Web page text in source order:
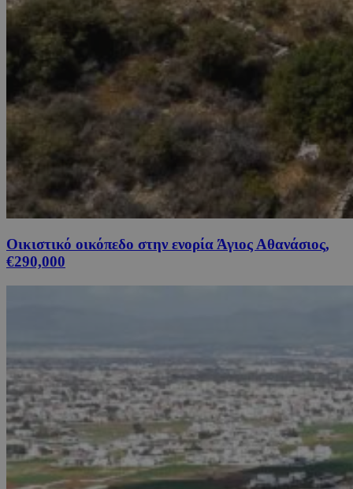
Οικιστικό οικόπεδο στην ενορία Άγιος Αθανάσιος,
€290,000